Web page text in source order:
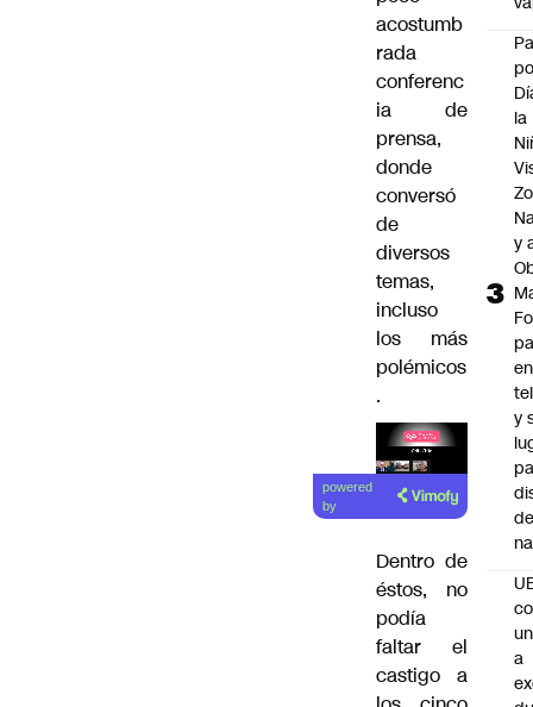
acostumb
rada
conferenc
ia de
prensa,
donde
conversó
de
diversos
temas,
incluso
los más
polémicos
.
Lea el
artículo
powered
by
Dentro de
éstos, no
podía
faltar el
castigo a
la
y
en
y
a